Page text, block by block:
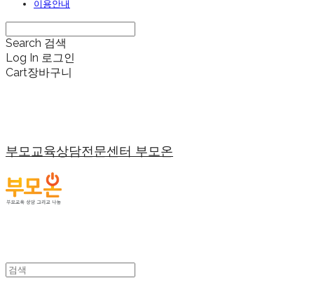
이용안내
Search 검색
Log In 로그인
Cart장바구니
부모교육상담전문센터 부모온